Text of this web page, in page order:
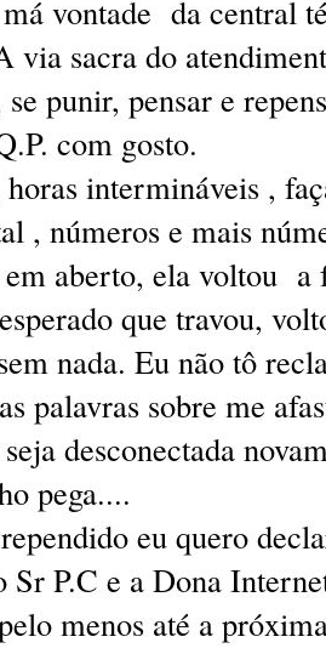
vontade da central
via sacra do
punir, pensar e
com gosto.
intermináveis ,
, números e mais
aberto, ela voltou a
que travou,
nada. Eu não tô
palavras sobre me
desconectada
pega....
eu quero
P.C e a Dona
menos até a